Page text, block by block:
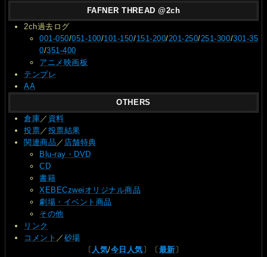
FAFNER THREAD @2ch
2ch過去ログ
001-050/051-100/101-150/151-200/201-250/251-300/301-35
0/351-400
アニメ映画板
テンプレ
AA
OTHERS
倉庫／ 資料
投票／ 投票結果
関連商品 ／ 店舗特典
Blu-ray・DVD
CD
書籍
XEBECzweiオリジナル商品
劇場・イベント商品
その他
リンク
コメント ／ 砂場
〔 人気/今日人気 〕〔 最新 〕